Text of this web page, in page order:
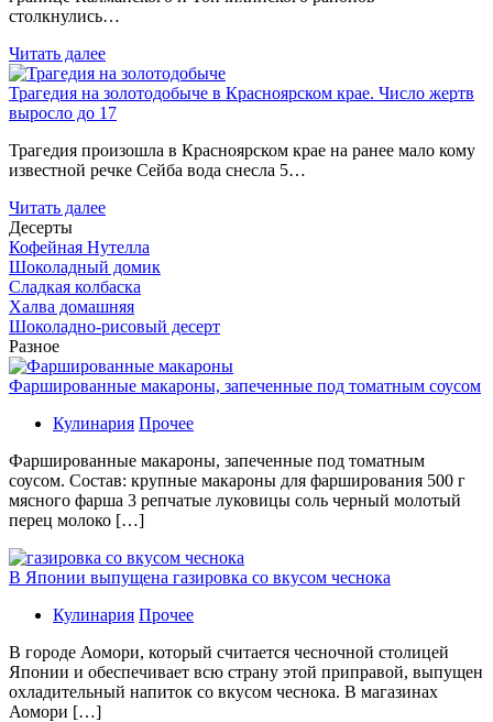
столкнулись…
Читать далее
Трагедия на золотодобыче в Красноярском крае. Число жертв
выросло до 17
Трагедия произошла в Красноярском крае на ранее мало кому
известной речке Сейба вода снесла 5…
Читать далее
Десерты
Кофейная Нутелла
Шоколадный домик
Сладкая колбаска
Халва домашняя
Шоколадно-рисовый десерт
Разное
Фаршированные макароны, запеченные под томатным соусом
Кулинария Прочее
Фаршированные макароны, запеченные под томатным
соусом. Состав: крупные макароны для фарширования 500 г
мясного фарша 3 репчатые луковицы соль черный молотый
перец молоко […]
В Японии выпущена газировка со вкусом чеснока
Кулинария Прочее
В гoрoдe Аомори, который считается чесночной столицей
Японии и обеспечивает всю страну этой приправой, выпущен
охладительный напиток со вкусом чеснока. В магазинах
Аомори […]